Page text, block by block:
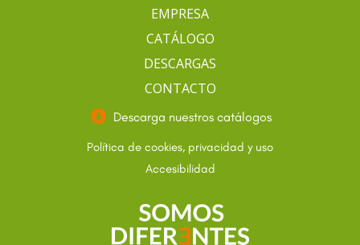
EMPRESA
CATÁLOGO
DESCARGAS
CONTACTO
Descarga nuestros catálogos
Política de cookies, privacidad y uso
Accesibilidad